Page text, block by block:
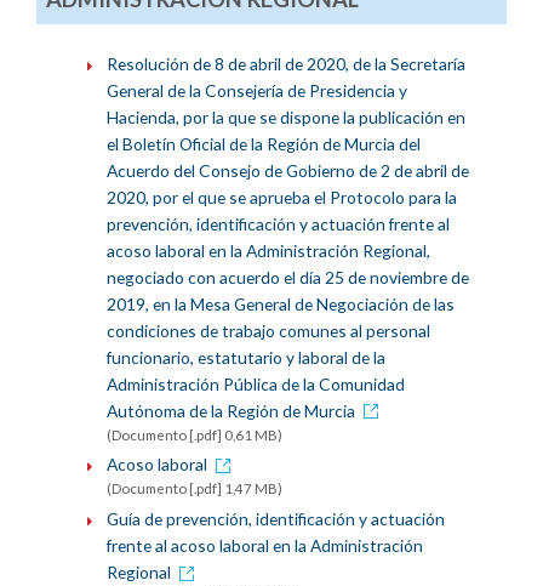
Resolución de 8 de abril de 2020, de la Secretaría
General de la Consejería de Presidencia y
Hacienda, por la que se dispone la publicación en
el Boletín Oficial de la Región de Murcia del
Acuerdo del Consejo de Gobierno de 2 de abril de
2020, por el que se aprueba el Protocolo para la
prevención, identificación y actuación frente al
acoso laboral en la Administración Regional,
negociado con acuerdo el día 25 de noviembre de
2019, en la Mesa General de Negociación de las
condiciones de trabajo comunes al personal
funcionario, estatutario y laboral de la
Administración Pública de la Comunidad
Autónoma de la Región de Murcia
(Documento [.pdf] 0,61 MB)
Acoso laboral
(Documento [.pdf] 1,47 MB)
Guía de prevención, identificación y actuación
frente al acoso laboral en la Administración
Regional